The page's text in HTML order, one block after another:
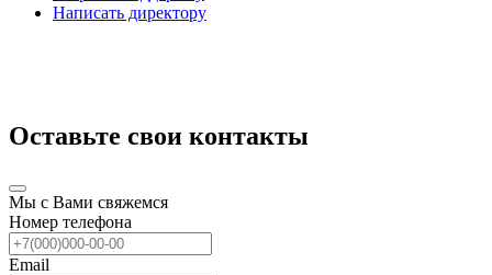
Написать директору
Оставьте свои контакты
Мы с Вами свяжемся
Номер телефона
Email